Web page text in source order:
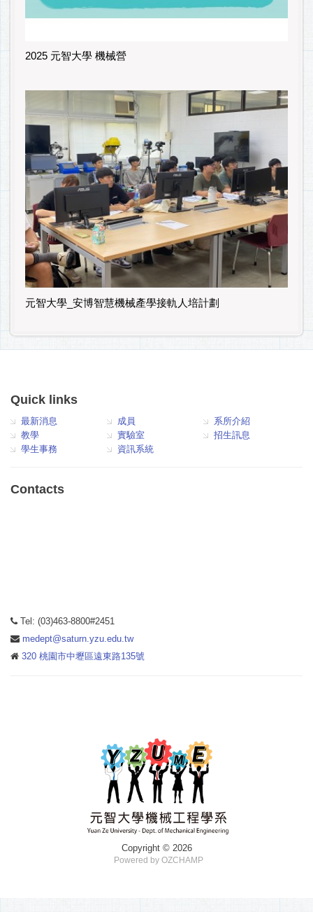
2025 元智大學 機械營
元智大學_安博智慧機械產學接軌人培計劃
Quick links
最新消息 成員
系所介紹
教學
實驗室
招生訊息
學生事務
資訊系統
Contacts
Tel: (03)463-8800#2451
medept@saturn.yzu.edu.tw
320 桃園市中壢區遠東路135號
Copyright © 2026
Powered by OZCHAMP